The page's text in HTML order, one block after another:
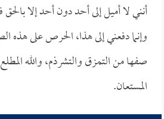
أنني لا أميل إلى أحد دون أحد إلا
وإنما دفعني إلى هذا، الحرص على هذه
صفها من التمزق والتشرذم، والله
المستعان.